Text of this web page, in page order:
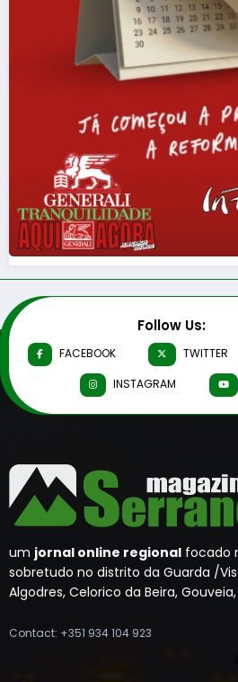
Follow Us:
FACEBOOK TWITTER
INSTAGRAM
um jornal online regional focado
sobretudo no distrito da Guarda /
Algodres, Celorico da Beira,
Contact: +351 934 104 923